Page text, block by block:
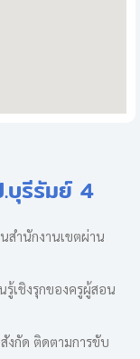
บุรีรัมย์ 4
สำนักงานเขตผ่าน
รู้เชิงรุกของครูผู้สอน
งกัด ติดตามการขับ